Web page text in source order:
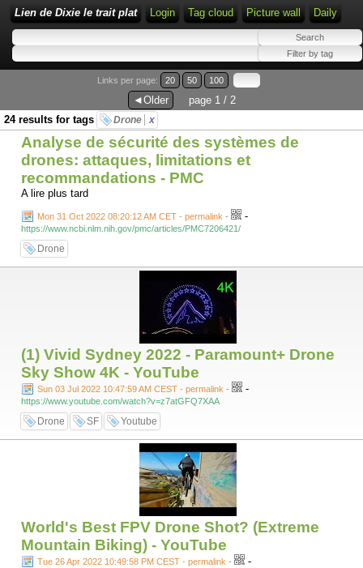
Lien de Dixie le trait plat Login Tag cloud Picture wall Daily
Links per page: 20 50 100
◄Older
page 1 / 2
24 results for tags
Drone x
Analyse de sécurité des systèmes de
drones: attaques, limitations et
recommandations - PMC
A lire plus tard
Mon 31 Oct 2022 08:20:12 AM CET - permalink - -
https://www.ncbi.nlm.nih.gov/pmc/articles/PMC7206421/
Drone
(1) Vivid Sydney 2022 - Paramount+ Drone
Sky Show 4K - YouTube
Sun 03 Jul 2022 10:47:59 AM CEST - permalink - -
https://www.youtube.com/watch?v=z7atGFQ7XAA
Drone SF Youtube
World's Best FPV Drone Shot? (Extreme
Mountain Biking) - YouTube
Tue 26 Apr 2022 10:49:58 PM CEST - permalink - -